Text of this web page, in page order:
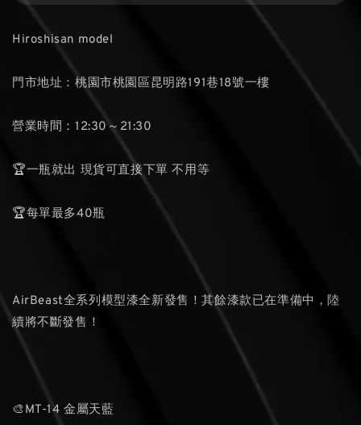
Hiroshisan model
門市地址：桃園市桃園區昆明路191巷18號一樓
營業時間：12:30～21:30
🏆一瓶就出 現貨可直接下單 不用等
🏆每單最多40瓶
AirBeast全系列模型漆全新發售！其餘漆款已在準備中，陸
續將不斷發售！
🎨MT-14 金屬天藍